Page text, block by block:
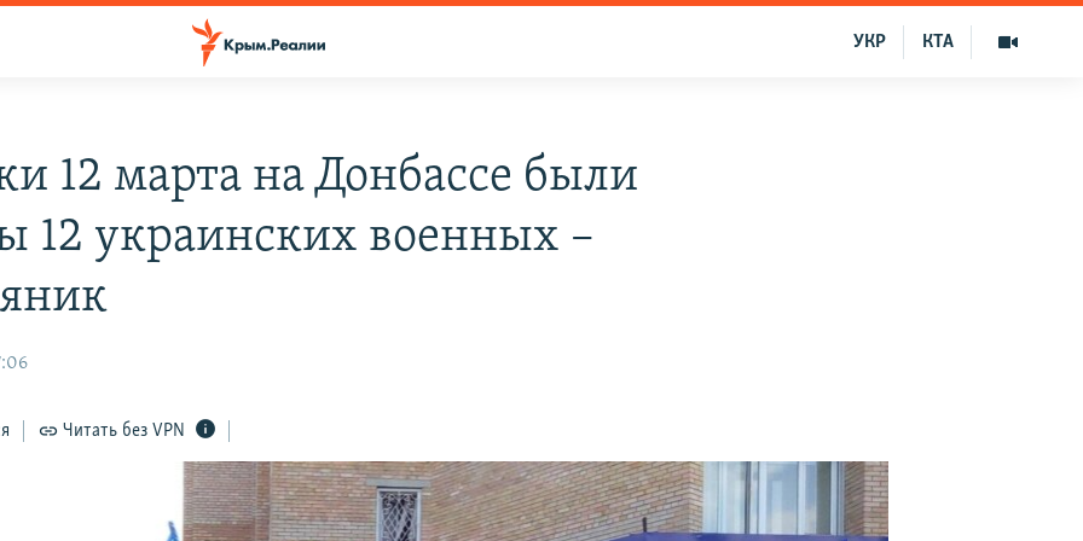
КТА
УКР
12 марта на Донбассе были
12 украинских военных –
Читать без VPN